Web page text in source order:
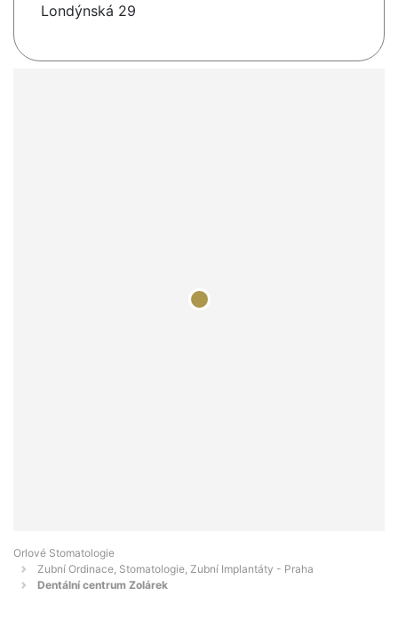
Londýnská 29
Orlové Stomatologie
Zubní Ordinace, Stomatologie, Zubní Implantáty - Praha
Dentální centrum Zolárek